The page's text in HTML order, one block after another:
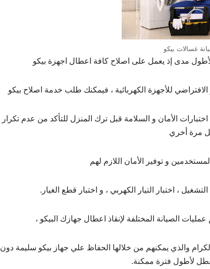
غسالات بيكو
مدى إذ يعمل على اصلاح كافة اعطال اجهزة بيكو
للأجهزة الكهربائية ، فيمكنك طلب خدمة اصلاح بيكو
الأمان و السلامة قبل ترك المنزل للتأكد من عدم تكرار
مرة أخري
و توفير الأمان اللازم لهم
، اختبار التيار الكهربي ، و اختبار قطع الغيار.
الصيانة المختلفة لإنقاذ اعطال جهازك البيكو ،
والذي يمكنهم من خلالها الحفاظ علي جهاز بيكو سليمة دون
عطل لأطول فترة ممكنة.